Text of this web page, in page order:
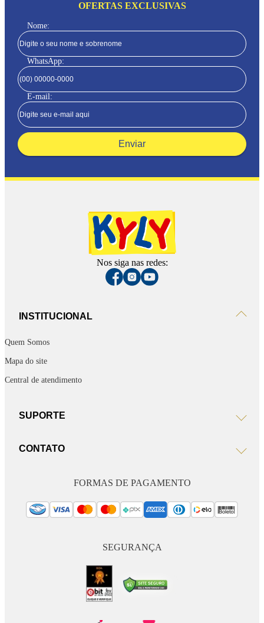
OFERTAS EXCLUSIVAS
Nome:
WhatsApp:
E-mail:
Enviar
Nos siga nas redes:
INSTITUCIONAL
Quem Somos
Mapa do site
Central de atendimento
SUPORTE
CONTATO
FORMAS DE PAGAMENTO
SEGURANÇA